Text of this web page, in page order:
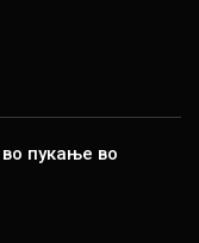
пукање во